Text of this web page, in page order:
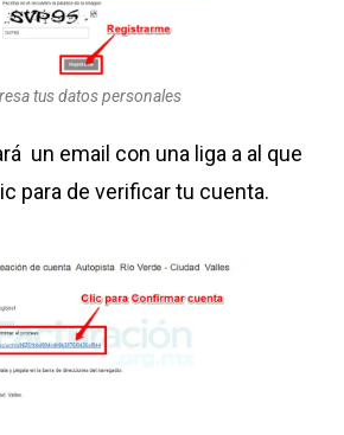
tus datos personales
un email con una liga a al que
para de verificar tu cuenta.